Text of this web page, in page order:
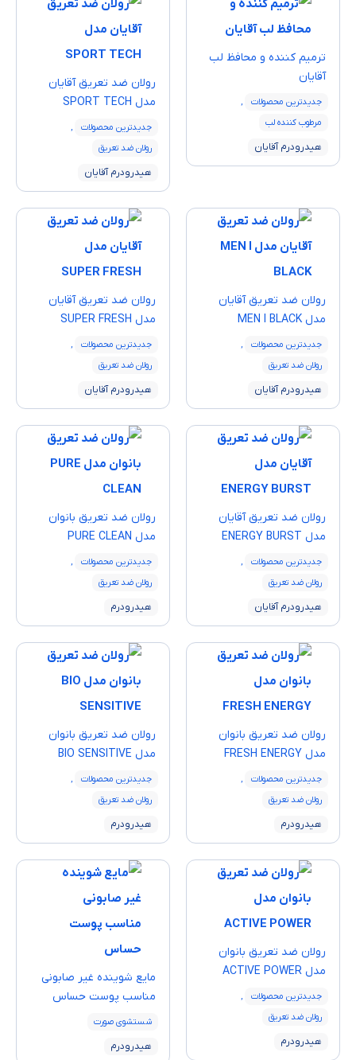
ترمیم کننده و محافظ لب
آقایان
جدیدترین محصولات
,
مرطوب کننده لب
هیدرودرم آقایان
رولان ضد تعریق آقایان
مدل SPORT TECH
جدیدترین محصولات
,
رولان ضد تعریق
هیدرودرم آقایان
رولان ضد تعریق آقایان
مدل MEN I BLACK
جدیدترین محصولات
,
رولان ضد تعریق
هیدرودرم آقایان
رولان ضد تعریق آقایان
مدل SUPER FRESH
جدیدترین محصولات
,
رولان ضد تعریق
هیدرودرم آقایان
رولان ضد تعریق آقایان
مدل ENERGY BURST
جدیدترین محصولات
,
رولان ضد تعریق
هیدرودرم آقایان
رولان ضد تعریق بانوان
مدل PURE CLEAN
جدیدترین محصولات
,
رولان ضد تعریق
هیدرودرم
رولان ضد تعریق بانوان
مدل FRESH ENERGY
جدیدترین محصولات
,
رولان ضد تعریق
هیدرودرم
رولان ضد تعریق بانوان
مدل BIO SENSITIVE
جدیدترین محصولات
,
رولان ضد تعریق
هیدرودرم
رولان ضد تعریق بانوان
مدل ACTIVE POWER
جدیدترین محصولات
,
رولان ضد تعریق
هیدرودرم
مایع شوینده غیر صابونی
مناسب پوست حساس
شستشوی صورت
هیدرودرم